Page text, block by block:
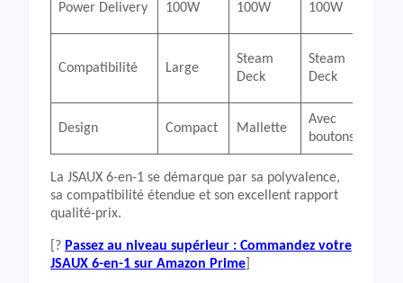
Power Delivery 100W 100W 100W
Compatibilité Large
Steam
Deck
Steam
Deck
Design Compact Mallette
Avec
boutons
La JSAUX 6-en-1 se démarque par sa polyvalence,
sa compatibilité étendue et son excellent rapport
qualité-prix.
[? Passez au niveau supérieur : Commandez votre
JSAUX 6-en-1 sur Amazon Prime